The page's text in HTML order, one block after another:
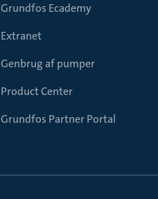
Grundfos Ecademy
Extranet
Genbrug af pumper
Product Center
Grundfos Partner Portal